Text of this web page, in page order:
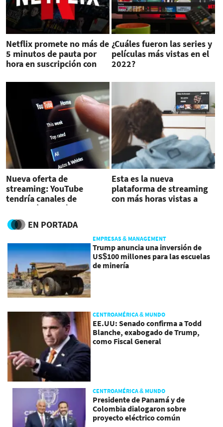
Netflix promete no más de
5 minutos de pauta por
hora en suscripción con
¿Cuáles fueron las series y
películas más vistas en el
2022?
Nueva oferta de
streaming: YouTube
tendría canales de
televisión y películas
Esta es la nueva
plataforma de streaming
con más horas vistas a
EN PORTADA
EMPRESAS & MANAGEMENT
Trump anuncia una inversión de
US$100 millones para las escuelas
de minería
CENTROAMÉRICA & MUNDO
EE.UU: Senado confirma a Todd
Blanche, exabogado de Trump,
como Fiscal General
CENTROAMÉRICA & MUNDO
Presidente de Panamá y de
Colombia dialogaron sobre
proyecto eléctrico común